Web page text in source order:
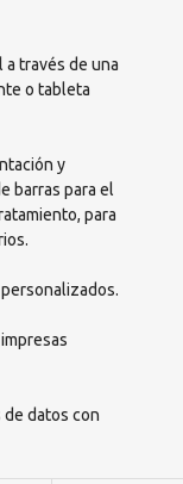
través de una
o tableta
y
barras para el
para
de datos con